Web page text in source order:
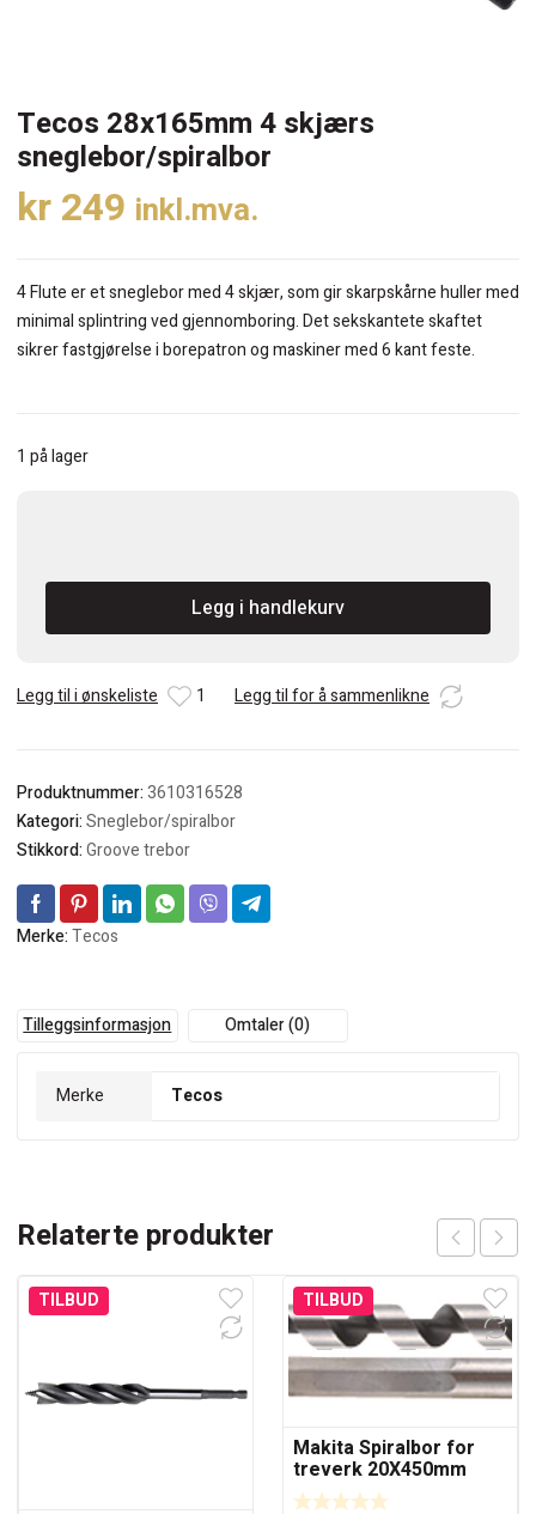
Tecos 28x165mm 4 skjærs
sneglebor/spiralbor
kr249 inkl.mva.
4 Flute er et sneglebor med 4 skjær, som gir skarpskårne huller med
minimal splintring ved gjennomboring. Det sekskantete skaftet
sikrer fastgjørelse i borepatron og maskiner med 6 kant feste.
1 på lager
4
sneglebor/spiralbor
Legg i handlekurv
Legg til i ønskeliste 1 Legg til for å sammenlikne
Produktnummer:3610316528
Kategori:Sneglebor/spiralbor
Stikkord:Groove trebor
Merke:Tecos
Tilleggsinformasjon Omtaler (0)
Merke Tecos
Relaterte produkter
TILBUD TILBUD
Makita Spiralbor for
treverk 20X450mm